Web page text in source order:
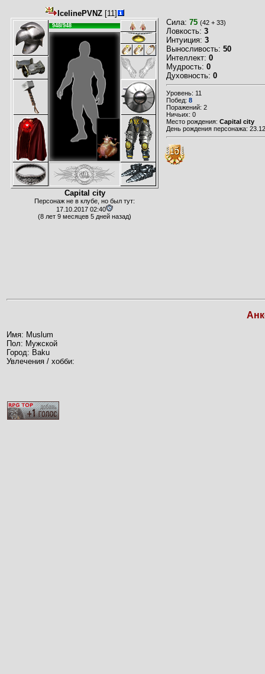
IcelinePVNZ[11]
948/948
Capital city
Персонаж не в клубе, но был тут:
17.10.2017 02:40
(8 лет 9 месяцев 5 дней назад)
Сила: 75 (42 + 33)
Ловкость: 3
Интуиция: 3
Выносливость: 50
Интеллект: 0
Мудрость: 0
Духовность: 0
Уровень: 11
Побед: 8
Поражений: 2
Ничьих: 0
Место рождения: Capital city
День рождения персонажа:
Имя: Muslum
Пол: Мужской
Город: Baku
Увлечения / хобби: